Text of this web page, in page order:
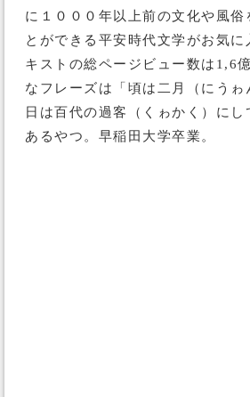
に１０００年以上前の文化や風俗
とができる平安時代文学がお気に
キストの総ページビュー数は1,6
なフレーズは「頃は二月（にうゎ
日は百代の過客（くゎかく）に
あるやつ。早稲田大学卒業。